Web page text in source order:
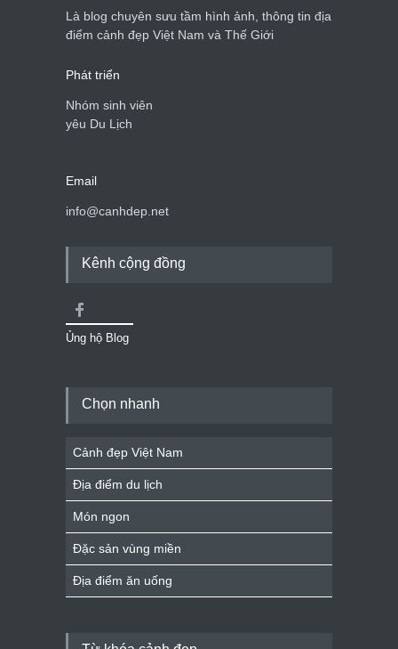
nhà giáo tại Đầm Sen
Cảnh đẹp Việt Nam 25/04/2020
Là blog chuyên sưu tầm hình ảnh, thông tin địa
điểm cảnh đẹp Việt Nam và Thế Giới
Phát triển
Nhóm sinh viên
yêu Du Lịch
Email
info@canhdep.net
Kênh cộng đồng
Ủng hộ Blog
Chọn nhanh
Cảnh đẹp Việt Nam
Địa điểm du lịch
Món ngon
Đặc sản vùng miền
Địa điểm ăn uống